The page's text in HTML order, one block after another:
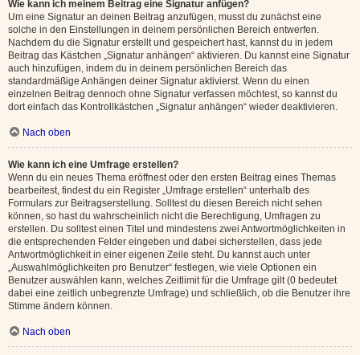
Wie kann ich meinem Beitrag eine Signatur anfügen?
Um eine Signatur an deinen Beitrag anzufügen, musst du zunächst eine
solche in den Einstellungen in deinem persönlichen Bereich entwerfen.
Nachdem du die Signatur erstellt und gespeichert hast, kannst du in jedem
Beitrag das Kästchen „Signatur anhängen“ aktivieren. Du kannst eine Signatur
auch hinzufügen, indem du in deinem persönlichen Bereich das
standardmäßige Anhängen deiner Signatur aktivierst. Wenn du einen
einzelnen Beitrag dennoch ohne Signatur verfassen möchtest, so kannst du
dort einfach das Kontrollkästchen „Signatur anhängen“ wieder deaktivieren.
Nach oben
Wie kann ich eine Umfrage erstellen?
Wenn du ein neues Thema eröffnest oder den ersten Beitrag eines Themas
bearbeitest, findest du ein Register „Umfrage erstellen“ unterhalb des
Formulars zur Beitragserstellung. Solltest du diesen Bereich nicht sehen
können, so hast du wahrscheinlich nicht die Berechtigung, Umfragen zu
erstellen. Du solltest einen Titel und mindestens zwei Antwortmöglichkeiten in
die entsprechenden Felder eingeben und dabei sicherstellen, dass jede
Antwortmöglichkeit in einer eigenen Zeile steht. Du kannst auch unter
„Auswahlmöglichkeiten pro Benutzer“ festlegen, wie viele Optionen ein
Benutzer auswählen kann, welches Zeitlimit für die Umfrage gilt (0 bedeutet
dabei eine zeitlich unbegrenzte Umfrage) und schließlich, ob die Benutzer ihre
Stimme ändern können.
Nach oben